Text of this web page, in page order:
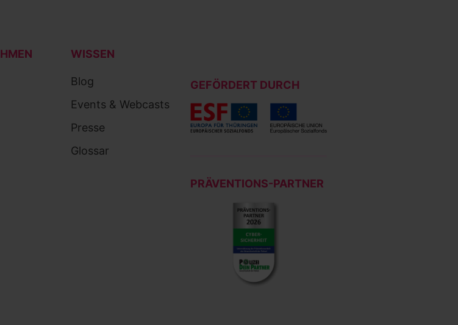
WISSEN
Blog
Events & Webcasts
Presse
Glossar
GEFÖRDERT DURCH
PRÄVENTIONS-PARTNER